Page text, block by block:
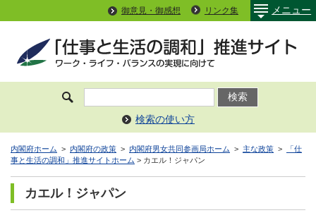
御意見・御感想 リンク集 メニュー
検索の使い方
内閣府ホーム > 内閣府の政策 > 内閣府男女共同参画局ホーム > 主な政策 >
「仕
事と生活の調和」推進サイトホーム > カエル！ジャパン
カエル！ジャパン